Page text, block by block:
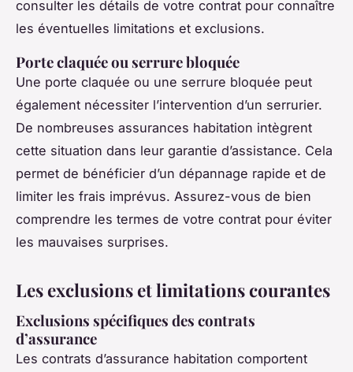
consulter les détails de votre contrat pour connaître
les éventuelles limitations et exclusions.
Porte claquée ou serrure bloquée
Une porte claquée ou une serrure bloquée peut
également nécessiter l’intervention d’un serrurier.
De nombreuses assurances habitation intègrent
cette situation dans leur garantie d’assistance. Cela
permet de bénéficier d’un dépannage rapide et de
limiter les frais imprévus. Assurez-vous de bien
comprendre les termes de votre contrat pour éviter
les mauvaises surprises.
Les exclusions et limitations courantes
Exclusions spécifiques des contrats
d’assurance
Les contrats d’assurance habitation comportent